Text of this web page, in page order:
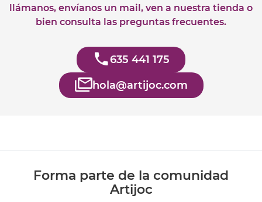
llámanos, envíanos un mail, ven a nuestra tienda o
bien consulta las preguntas frecuentes.
635 441 175
hola@artijoc.com
Forma parte de la comunidad
Artijoc